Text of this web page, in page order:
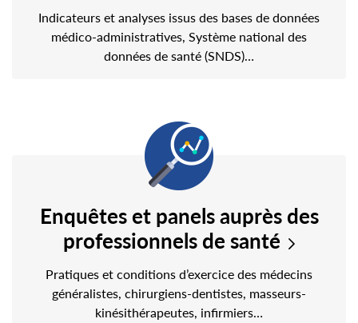
Indicateurs et analyses issus des bases de données
médico-administratives, Système national des
données de santé (SNDS)…
Enquêtes et panels auprès des
professionnels de santé
Pratiques et conditions d’exercice des médecins
généralistes, chirurgiens-dentistes, masseurs-
kinésithérapeutes, infirmiers…